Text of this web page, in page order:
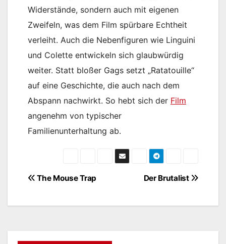
Widerstände, sondern auch mit eigenen
Zweifeln, was dem Film spürbare Echtheit
verleiht. Auch die Nebenfiguren wie Linguini
und Colette entwickeln sich glaubwürdig
weiter. Statt bloßer Gags setzt „Ratatouille“
auf eine Geschichte, die auch nach dem
Abspann nachwirkt. So hebt sich der Film
angenehm von typischer
Familienunterhaltung ab.
Beitragsnavigation Der Brutalist
The Mouse Trap